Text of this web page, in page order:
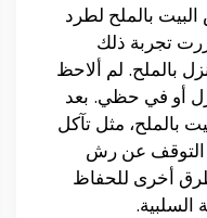
بالملح لطرد
تجربة ذلك
بالملح. لم ألاحظ
أو في حظي. بعد
بالملح، مثل تآكل
التوقف عن رش
أخرى للحفاظ